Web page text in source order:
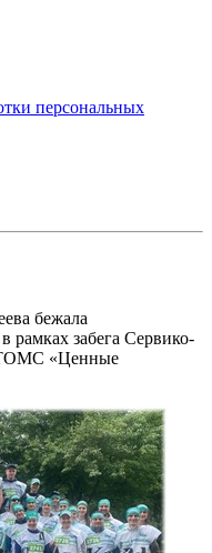
персональных
бежала
забега Сервико-
ТОМС «Ценные